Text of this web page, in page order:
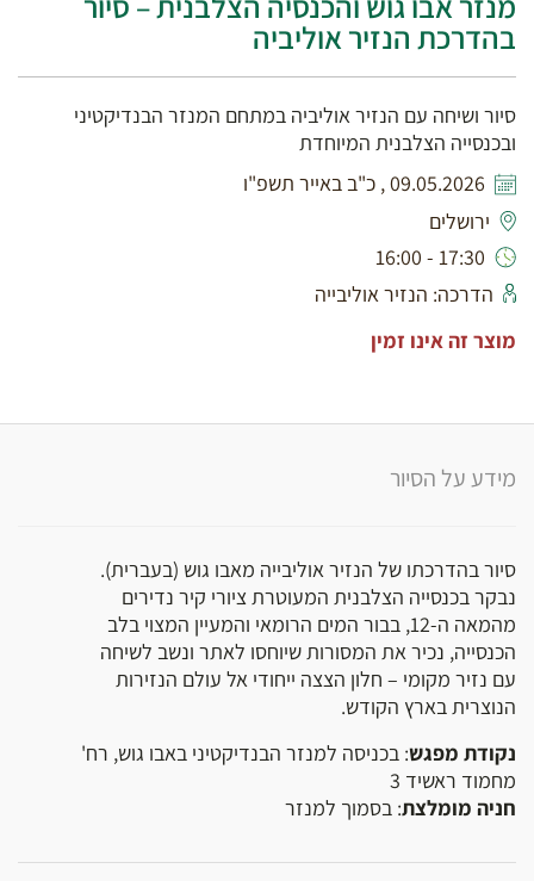
בהדרכת הנזיר אוליביה
סיור ושיחה עם הנזיר אוליביה במתחם המנזר הבנדיקטיני
ובכנסייה הצלבנית המיוחדת
09.05.2026 , כ"ב באייר תשפ"ו
ירושלים
17:30 - 16:00
הדרכה: הנזיר אוליבייה
מוצר זה אינו זמין
מידע על הסיור
סיור בהדרכתו של הנזיר אוליבייה מאבו גוש (בעברית).
נבקר בכנסייה הצלבנית המעוטרת ציורי קיר נדירים
מהמאה ה-12, בבור המים הרומאי והמעיין המצוי בלב
הכנסייה, נכיר את המסורות שיוחסו לאתר ונשב לשיחה
עם נזיר מקומי – חלון הצצה ייחודי אל עולם הנזירות
הנוצרית בארץ הקודש.
נקודת מפגש: בכניסה למנזר הבנדיקטיני באבו גוש, רח'
מחמוד ראשיד 3
חניה מומלצת: בסמוך למנזר